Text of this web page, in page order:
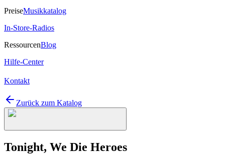
PreiseMusikkatalog
In-Store-Radios
RessourcenBlog
Hilfe-Center
Kontakt
Zurück zum Katalog
Tonight, We Die Heroes